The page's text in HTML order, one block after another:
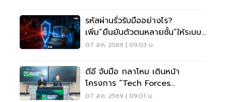
รหัสผ่านรั่วรับมืออย่างไร?
เพิ่ม“ยืนยันตัวตนหลายชั้น”ให้ระบบ
เดิม ไม่ต้องรื้อใหม่
07 ส.ค. 2569 | 09:03 น.
ดีอี จับมือ กลาโหม เดินหน้า
โครงการ “Tech Forces
Program”
07 ส.ค. 2569 | 09:01 น.